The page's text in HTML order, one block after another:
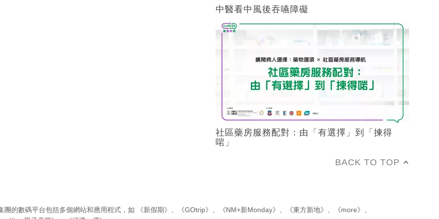
中醫看中風後吞嚥障礙
社區藥房服務配對：由「有選擇」到「揀得
啱」
BACK TO TOP
團的數碼平台包括多個網站和應用程式，如 《新假期》 、 《GOtrip》 、 《NM+新Monday》 、 《東方新地》 、 《more》 、